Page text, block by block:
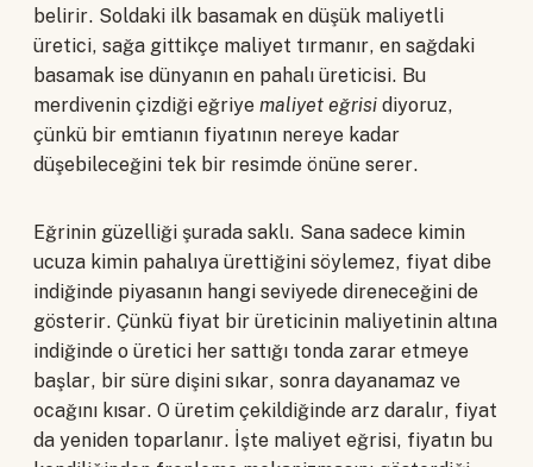
belirir. Soldaki ilk basamak en düşük maliyetli
üretici, sağa gittikçe maliyet tırmanır, en sağdaki
basamak ise dünyanın en pahalı üreticisi. Bu
merdivenin çizdiği eğriye maliyet eğrisi diyoruz,
çünkü bir emtianın fiyatının nereye kadar
düşebileceğini tek bir resimde önüne serer.
Eğrinin güzelliği şurada saklı. Sana sadece kimin
ucuza kimin pahalıya ürettiğini söylemez, fiyat dibe
indiğinde piyasanın hangi seviyede direneceğini de
gösterir. Çünkü fiyat bir üreticinin maliyetinin altına
indiğinde o üretici her sattığı tonda zarar etmeye
başlar, bir süre dişini sıkar, sonra dayanamaz ve
ocağını kısar. O üretim çekildiğinde arz daralır, fiyat
da yeniden toparlanır. İşte maliyet eğrisi, fiyatın bu